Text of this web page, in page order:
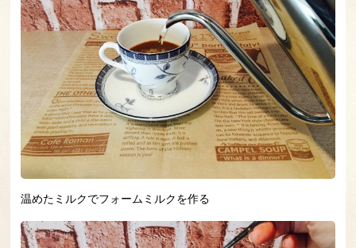
温めたミルクでフォームミルクを作る